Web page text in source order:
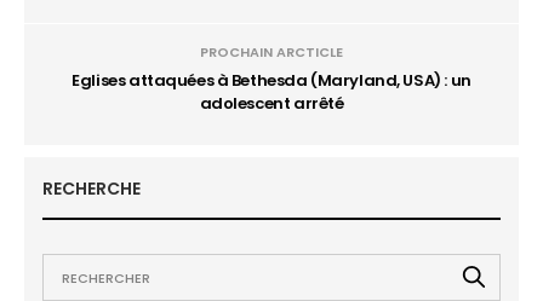
PROCHAIN ARCTICLE
Eglises attaquées à Bethesda (Maryland, USA) : un
adolescent arrêté
RECHERCHE